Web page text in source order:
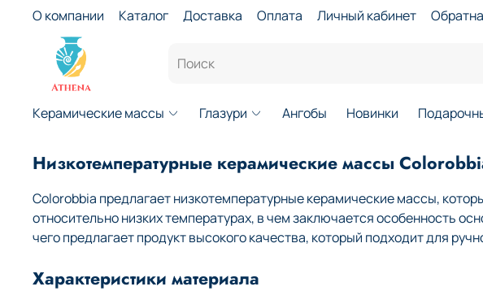
О компании Каталог Доставка Оплата Личный кабинет
Керамические массы Глазури Ангобы Новинки
Низкотемпературные керамические массы
Colorobbia предлагает низкотемпературные керамические массы,
относительно низких температурах, в чем заключается особенность
чего предлагает продукт высокого качества, который подходит для
Характеристики материала